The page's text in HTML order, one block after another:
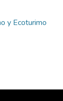
y Ecoturimo